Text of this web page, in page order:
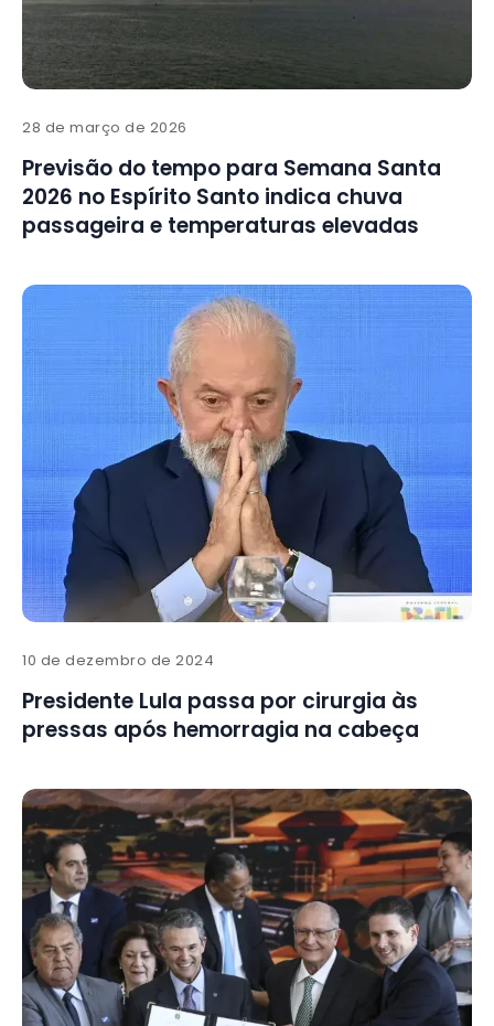
28 de março de 2026
Previsão do tempo para Semana Santa
2026 no Espírito Santo indica chuva
passageira e temperaturas elevadas
10 de dezembro de 2024
Presidente Lula passa por cirurgia às
pressas após hemorragia na cabeça